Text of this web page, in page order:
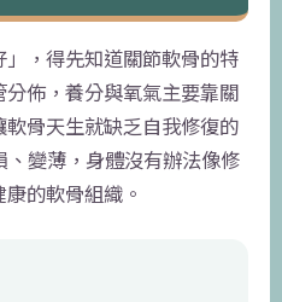
，得先知道關節軟骨的特
佈，養分與氧氣主要靠關
骨天生就缺乏自我修復的
、變薄，身體沒有辦法像修
的軟骨組織。